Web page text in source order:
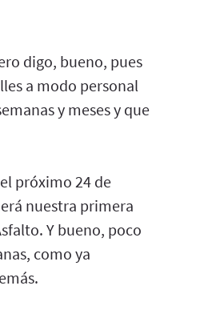
digo, bueno, pues
a modo personal
y meses y que
próximo 24 de
nuestra primera
Y bueno, poco
como ya